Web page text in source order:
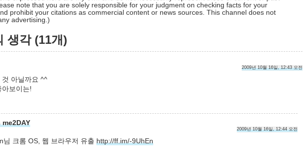
note that you are solely responsible for your judgment on checking facts for your
prohibit your citations as commercial content or news sources. This channel does not
advertising.)
생각 (11개)
2009년 10월 16일, 12:43 오전
것 아닐까요 ^^
아보이는!
2009년 10월 16일, 12:44 오전
님 크롬 OS, 웹 브라우저 유출 http://ff.im/-9UhEn